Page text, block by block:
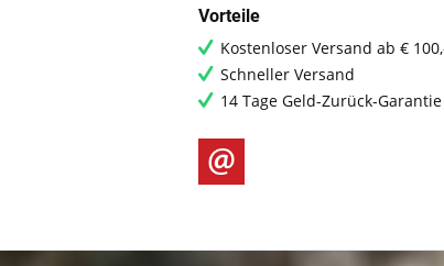
Vorteile
Kostenloser Versand ab €
Schneller Versand
14 Tage Geld-Zurück-Garantie